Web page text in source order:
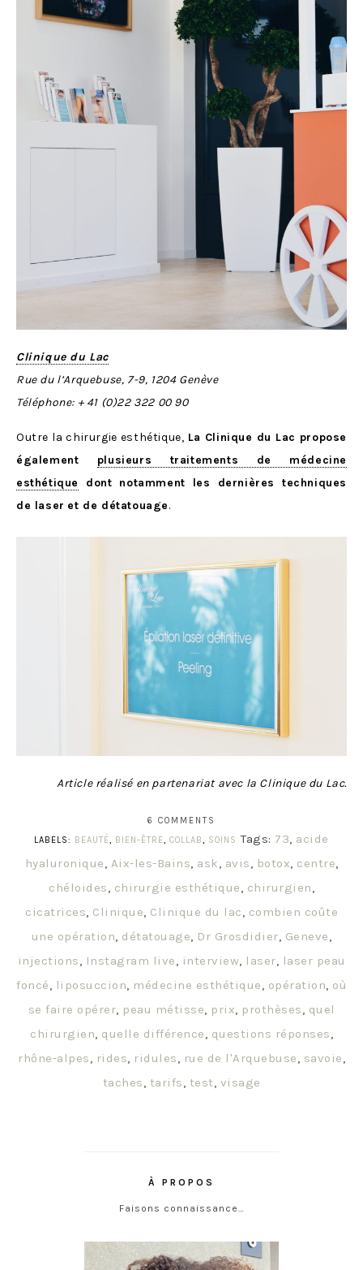
Clinique du Lac
Rue du l’Arquebuse, 7-9, 1204 Genève
Téléphone: + 41 (0)22 322 00 90
Outre la chirurgie esthétique, La Clinique du Lac propose
également plusieurs traitements de médecine
esthétique
dont notamment les dernières techniques
de laser et de détatouage.
Article réalisé en partenariat avec la Clinique du Lac.
6 COMMENTS
LABELS:
BEAUTÉ, BIEN-ÊTRE,COLLAB, SOINS Tags: 73, acide
hyaluronique, Aix-les-Bains, ask, avis, botox, centre,
chéloides, chirurgie esthétique, chirurgien,
cicatrices, Clinique, Clinique du lac, combien coûte
une opération, détatouage, Dr Grosdidier, Geneve,
injections, Instagram live, interview, laser, laser peau
foncé, liposuccion, médecine esthétique, opération, où
se faire opérer, peau métisse, prix, prothèses, quel
chirurgien, quelle différence, questions réponses,
rhône-alpes, rides, ridules, rue de l'Arquebuse, savoie,
taches, tarifs, test, visage
À PROPOS
Faisons connaissance…